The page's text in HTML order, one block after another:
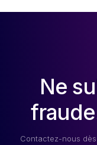
Ne
Contactez-nous